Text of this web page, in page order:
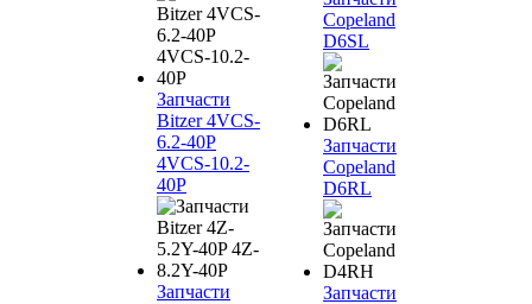
Запчасти
Bitzer 4VCS-
6.2-40P
4VCS-10.2-
40P
Запчасти
Copeland
D6SL
Запчасти
Copeland
D6RL
Запчасти